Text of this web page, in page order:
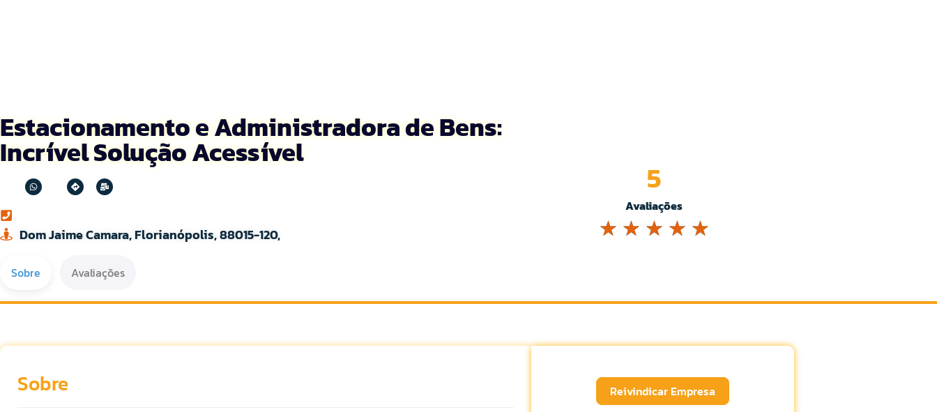
Estacionamento e Administradora de Bens:
Incrível Solução Acessível
Dom Jaime Camara, Florianópolis, 88015-120,
Avaliações
5
☆ ☆ ☆ ☆ ☆
Sobre Avaliações
Sobre Reivindicar Empresa